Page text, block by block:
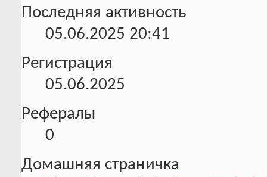
Последняя активность
05.06.2025 20:41
Регистрация
05.06.2025
Рефералы
0
Домашняя страничка